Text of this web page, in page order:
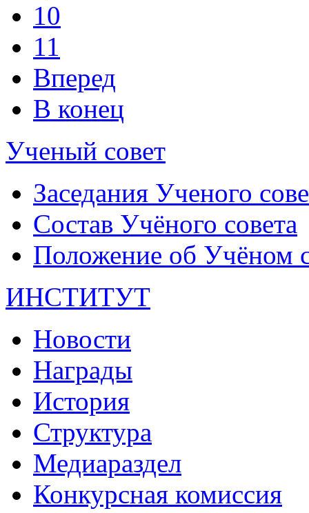
10
11
Вперед
В конец
Ученый совет
Заседания Ученого
Состав Учёного совета
Положение об Учёном
ИНСТИТУТ
Новости
Награды
История
Структура
Медиараздел
Конкурсная комиссия